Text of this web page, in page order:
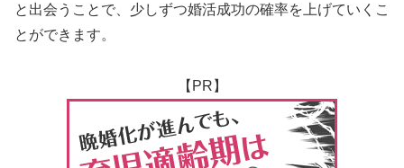
と出会うことで、少しずつ婚活成功の確率を上げていくこ
とができます。
【PR】